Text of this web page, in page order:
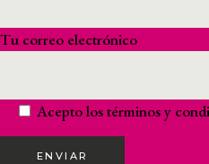
Tu correo electrónico
Acepto lostérminos y
ENVIAR